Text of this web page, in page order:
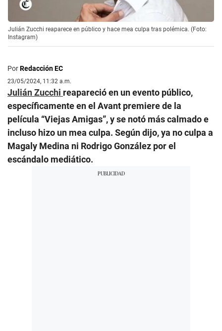
Julián Zucchi reaparece en público y hace mea culpa tras polémica. (Foto:
Instagram)
PorRedacción EC
23/05/2024, 11:32 a.m.
Julián Zucchi reapareció en un evento público,
específicamente en el Avant premiere de la
película “Viejas Amigas”, y se notó más calmado e
incluso hizo un mea culpa. Según dijo, ya no culpa a
Magaly Medina ni Rodrigo González por el
escándalo mediático.